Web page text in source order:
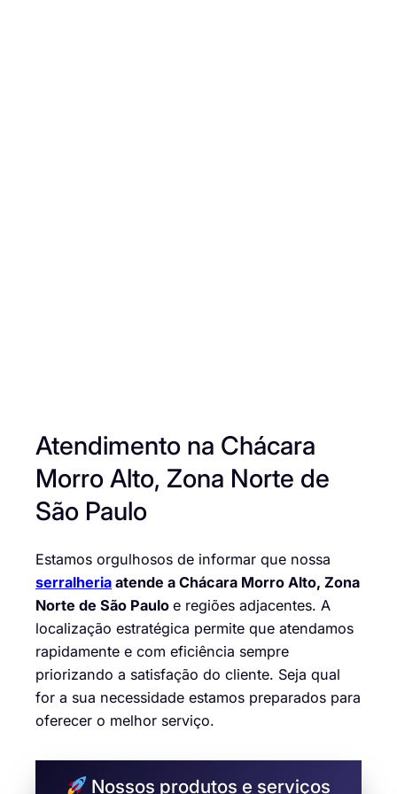
Atendimento na Chácara
Morro Alto, Zona Norte de
São Paulo
Estamos orgulhosos de informar que nossa
serralheria atende a Chácara Morro Alto, Zona
Norte de São Paulo e regiões adjacentes. A
localização estratégica permite que atendamos
rapidamente e com eficiência sempre
priorizando a satisfação do cliente. Seja qual
for a sua necessidade estamos preparados para
oferecer o melhor serviço.
Nossos produtos e serviços